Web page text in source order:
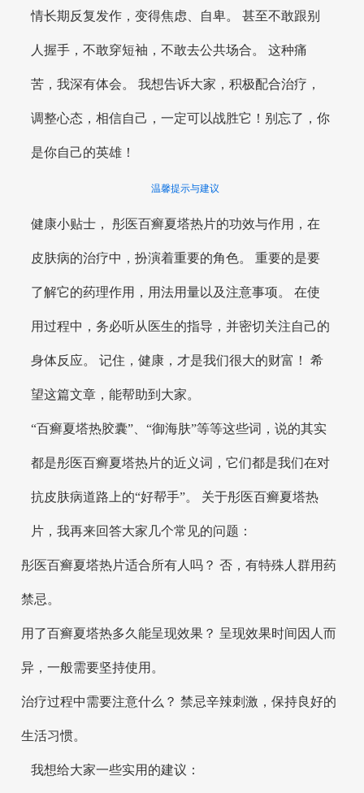
情长期反复发作，变得焦虑、自卑。 甚至不敢跟别
人握手，不敢穿短袖，不敢去公共场合。 这种痛
苦，我深有体会。 我想告诉大家，积极配合治疗，
调整心态，相信自己，一定可以战胜它！别忘了，你
是你自己的英雄！
温馨提示与建议
健康小贴士， 彤医百癣夏塔热片的功效与作用，在
皮肤病的治疗中，扮演着重要的角色。 重要的是要
了解它的药理作用，用法用量以及注意事项。 在使
用过程中，务必听从医生的指导，并密切关注自己的
身体反应。 记住，健康，才是我们很大的财富！ 希
望这篇文章，能帮助到大家。
“百癣夏塔热胶囊”、“御海肤”等等这些词，说的其实
都是彤医百癣夏塔热片的近义词，它们都是我们在对
抗皮肤病道路上的“好帮手”。 关于彤医百癣夏塔热
片，我再来回答大家几个常见的问题：
彤医百癣夏塔热片适合所有人吗？ 否，有特殊人群用药
禁忌。
用了百癣夏塔热多久能呈现效果？ 呈现效果时间因人而
异，一般需要坚持使用。
治疗过程中需要注意什么？ 禁忌辛辣刺激，保持良好的
生活习惯。
我想给大家一些实用的建议：